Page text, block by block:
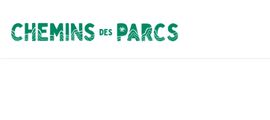
Chemins des Parcs